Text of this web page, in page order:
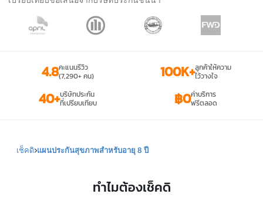
4.8คะแนนรีวิว
(7,290+ คน)
100K+ลูกค้าให้ความ
ไว้วางใจ
40+บริษัทประกัน
ที่เปรียบเทียบ
฿0ค่าบริการ
ฟรีตลอด
เช็คดิ แผนประกันสุขภาพสำหรับอายุ 8 ปี
ทำไมต้องเช็คดิ